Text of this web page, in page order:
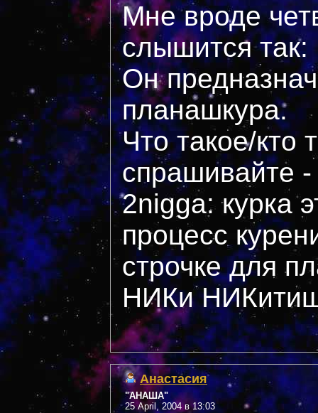
Мне вроде
слышится так:
Он
планашкура.
Что такое/кто
спрашивайте
2nigga: курка
процесс
строчке для
НИКи
Анастасия
"АНАША"
25 April, 2004 в 13:03